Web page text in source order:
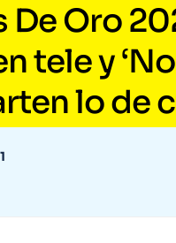
Oro
tele y
lo de